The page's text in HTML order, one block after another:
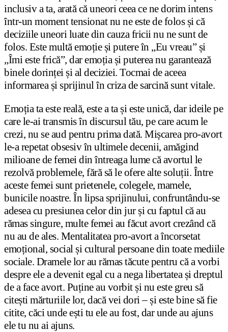
inclusiv a ta, arată că uneori ceea ce ne dorim intens
într-un moment tensionat nu ne este de folos și că
deciziile uneori luate din cauza fricii nu ne sunt de
folos. Este multă emoție și putere în „Eu vreau” și
„Îmi este frică”, dar emoția și puterea nu garantează
binele dorinței și al deciziei. Tocmai de aceea
informarea și sprijinul în criza de sarcină sunt vitale.
Emoția ta este reală, este a ta și este unică, dar ideile pe
care le-ai transmis în discursul tău, pe care acum le
crezi, nu se aud pentru prima dată. Mișcarea pro-avort
le-a repetat obsesiv în ultimele decenii, amăgind
milioane de femei din întreaga lume că avortul le
rezolvă problemele, fără să le ofere alte soluții. Între
aceste femei sunt prietenele, colegele, mamele,
bunicile noastre. În lipsa sprijinului, confruntându-se
adesea cu presiunea celor din jur și cu faptul că au
rămas singure, multe femei au făcut avort crezând că
nu au de ales. Mentalitatea pro-avort a încorsetat
emoțional, social și cultural persoane din toate mediile
sociale. Dramele lor au rămas tăcute pentru că a vorbi
despre ele a devenit egal cu a nega libertatea și dreptul
de a face avort. Puține au vorbit și nu este greu să
citești mărturiile lor, dacă vei dori – și este bine să fie
citite, căci unde ești tu ele au fost, dar unde au ajuns
ele tu nu ai ajuns.